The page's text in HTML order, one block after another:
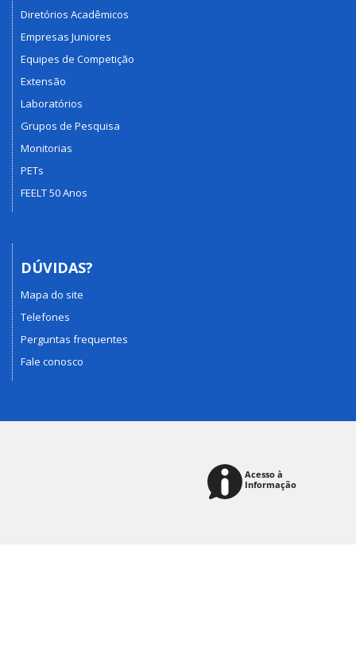
Diretórios Acadêmicos
Empresas Juniores
Equipes de Competição
Extensão
Laboratórios
Grupos de Pesquisa
Monitorias
PETs
FEELT 50 Anos
DÚVIDAS?
Mapa do site
Telefones
Perguntas frequentes
Fale conosco